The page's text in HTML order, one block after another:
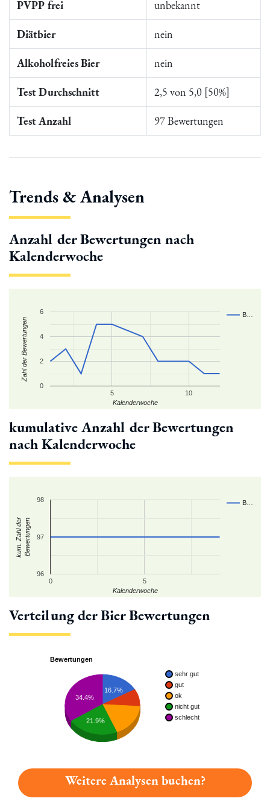
PVPP frei unbekannt
Diätbier nein
Alkoholfreies Bier nein
Test Durchschnitt 2,5 von 5,0 [50%]
Test Anzahl 97 Bewertungen
Trends & Analysen
Anzahl der Bewertungen nach
Kalenderwoche
B…
5 10
0
2
4
6
Kalenderwoche
Zahl der Bewertungen
kumulative Anzahl der Bewertungen
nach Kalenderwoche
B…
0 5
96
97
98
Kalenderwoche
kum. Zahl derBewertungen
Verteilung der Bier Bewertungen
Bewertungen
sehr gut
gut
ok
nicht gut
schlecht
16.7%
34.4%
21.9%
Weitere Analysen buchen?